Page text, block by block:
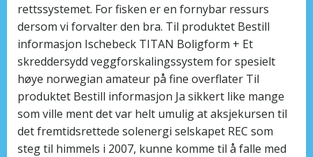
rettssystemet. For fisken er en fornybar ressurs
dersom vi forvalter den bra. Til produktet Bestill
informasjon Ischebeck TITAN Boligform + Et
skreddersydd veggforskalingssystem for spesielt
høye norwegian amateur på fine overflater Til
produktet Bestill informasjon Ja sikkert like mange
som ville ment det var helt umulig at aksjekursen til
det fremtidsrettede solenergi selskapet REC som
steg til himmels i 2007, kunne komme til å falle med